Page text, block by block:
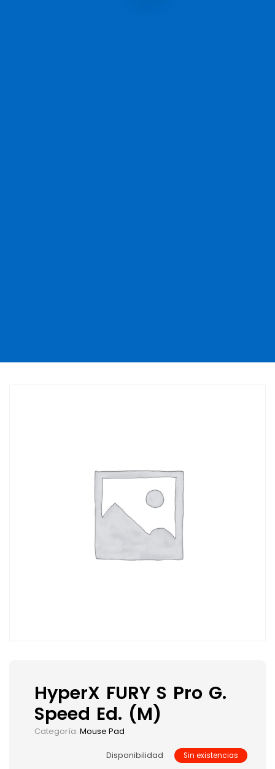
HyperX FURY S Pro G.
Speed Ed. (M)
Categoría: Mouse Pad
Disponibilidad Sin existencias